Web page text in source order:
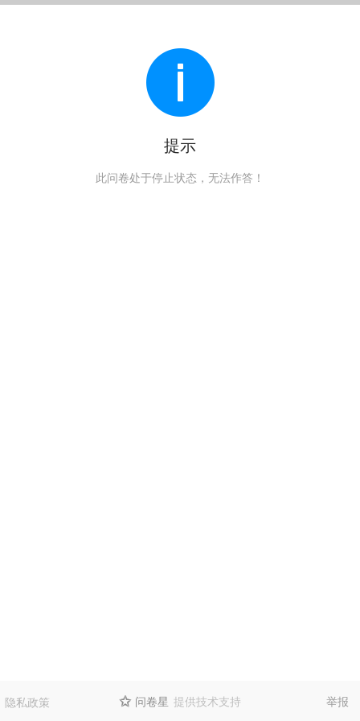
提示
此问卷处于停止状态，无法作答！
隐私政策  问卷星 提供技术支持 举报